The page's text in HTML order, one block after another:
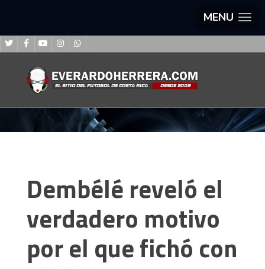
MENU
Dembélé reveló el
verdadero motivo
por el que fichó con